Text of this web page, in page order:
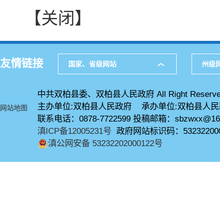
【关闭】
友情链接 国家、省级网站 州级
网站地图
中共双柏县委、双柏县人民政府 All Right
主办单位:双柏县人民政府 承办单位:双柏县人
联系电话：0878-7722599 投稿邮箱：
滇ICP备12005231号 政府网站标识码：
滇公网安备 53232202000122号